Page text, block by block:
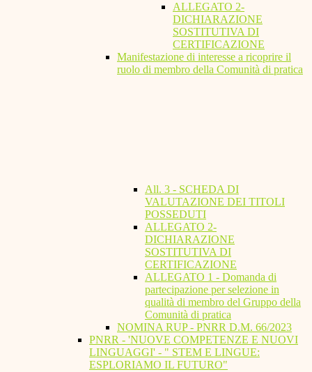
ALLEGATO 2-
DICHIARAZIONE
SOSTITUTIVA DI
CERTIFICAZIONE
Manifestazione di interesse a ricoprire il
ruolo di membro della Comunità di pratica
All. 3 - SCHEDA DI
VALUTAZIONE DEI TITOLI
POSSEDUTI
ALLEGATO 2-
DICHIARAZIONE
SOSTITUTIVA DI
CERTIFICAZIONE
ALLEGATO 1 - Domanda di
partecipazione per selezione in
qualità di membro del Gruppo della
Comunità di pratica
NOMINA RUP - PNRR D.M. 66/2023
PNRR - 'NUOVE COMPETENZE E NUOVI
LINGUAGGI' - " STEM E LINGUE:
ESPLORIAMO IL FUTURO"